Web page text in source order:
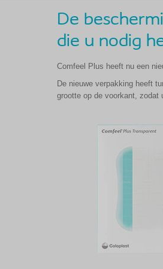
De
die u nodig
Comfeel Plus heeft nu een
De nieuwe verpakking heeft
grootte op de voorkant, zodat